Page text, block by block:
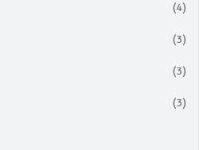
(4)
(3)
(3)
(3)